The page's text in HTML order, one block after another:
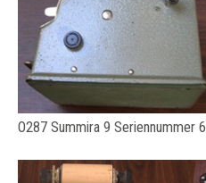
O287 Summira 9 Seriennummer